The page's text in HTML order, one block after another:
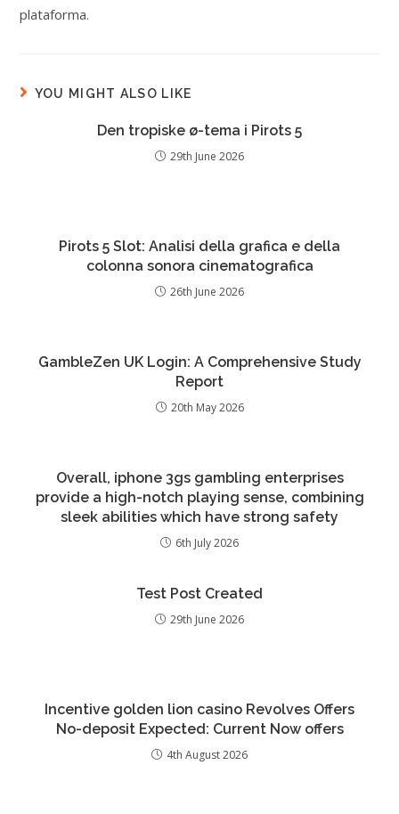
plataforma.
YOU MIGHT ALSO LIKE
Den tropiske ø-tema i Pirots 5
29th June 2026
Pirots 5 Slot: Analisi della grafica e della
colonna sonora cinematografica
26th June 2026
GambleZen UK Login: A Comprehensive Study
Report
20th May 2026
Overall, iphone 3gs gambling enterprises
provide a high-notch playing sense, combining
sleek abilities which have strong safety
6th July 2026
Test Post Created
29th June 2026
Incentive golden lion casino Revolves Offers
No-deposit Expected: Current Now offers
4th August 2026